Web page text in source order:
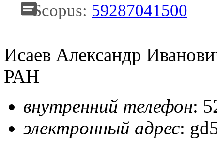
Scopus: 59287041500
Исаев Александр
РАН
внутренний телефон:
электронный адрес: